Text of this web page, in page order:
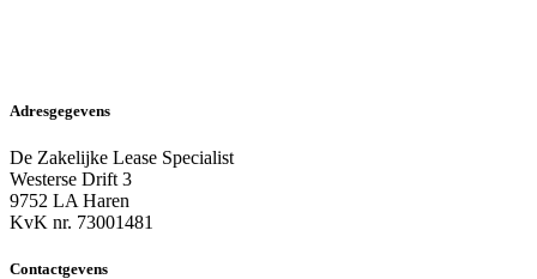
Adresgegevens
De Zakelijke Lease Specialist
Westerse Drift 3
9752 LA Haren
KvK nr. 73001481
Contactgevens